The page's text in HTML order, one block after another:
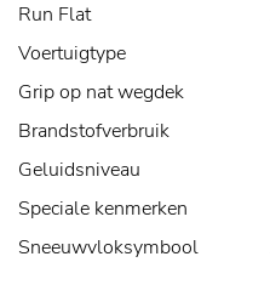
Run Flat
Voertuigtype
Grip op nat wegdek
Brandstofverbruik
Geluidsniveau
Speciale kenmerken
Sneeuwvloksymbool